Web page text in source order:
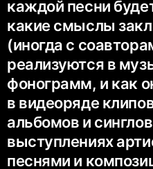
каждой песни
какие смыслы
(иногда с
реализуются в
фонограмм, и как
в видеоряде
альбомов и
выступлениях
песнями и